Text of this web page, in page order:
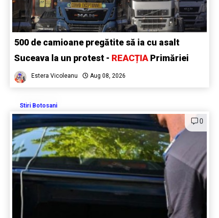
500 de camioane pregătite să ia cu asalt
Suceava la un protest - REACȚIA Primăriei
Estera Vicoleanu Aug 08, 2026
Stiri Botosani
0